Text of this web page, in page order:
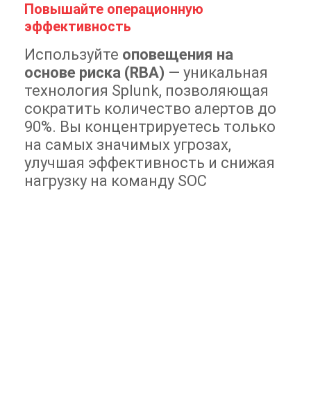
Повышайте операционную
эффективность
Используйте оповещения на
основе риска (RBA) — уникальная
технология Splunk, позволяющая
сократить количество алертов до
90%. Вы концентрируетесь только
на самых значимых угрозах,
улучшая эффективность и снижая
нагрузку на команду SOC